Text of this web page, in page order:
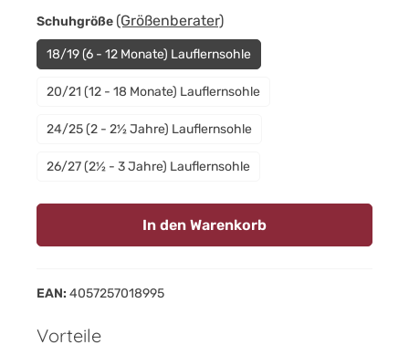
Schuhgrößeauswählen
(Größenberater)
18/19 (6 - 12 Monate) Lauflernsohle
20/21 (12 - 18 Monate) Lauflernsohle
24/25 (2 - 2½ Jahre) Lauflernsohle
26/27 (2½ - 3 Jahre) Lauflernsohle
In den Warenkorb
EAN: 4057257018995
Vorteile